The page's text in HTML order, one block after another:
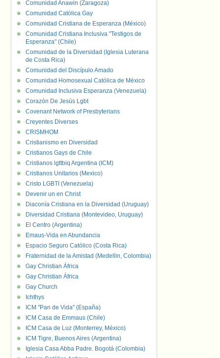
Comunidad Anawin (Zaragoza)
Comunidad Católica Gay
Comunidad Cristiana de Esperanza (México)
Comunidad Cristiana Inclusiva "Testigos de
Esperanza" (Chile)
Comunidad de la Diversidad (Iglesia Luterana
de Costa Rica)
Comunidad del Discípulo Amado
Comunidad Homosexual Católica de México
Comunidad Inclusiva Esperanza (Venezuela)
Corazón De Jesús Lgbt
Covenant Network of Presbyterians
Creyentes Diverses
CRISMHOM
Cristianismo en Diversidad
Cristianos Gays de Chile
Cristianos lgttbiq Argentina (ICM)
Cristianos Unitarios (Mexico)
Cristo LGBTI (Venezuela)
Devenir un en Christ
Diaconía Cristiana en la Diversidad (Uruguay)
Diversidad Cristiana (Montevideo, Uruguay)
El Centro (Argentina)
Emaus-Vida en Abundancia
Espacio Seguro Católico (Costa Rica)
Fraternidad de la Amistad (Medellin, Colombia)
Gay Christian África
Gay Christian África
Gay Church
Ichthys
ICM "Pan de Vida" (España)
ICM Casa de Emmaus (Chile)
ICM Casa de Luz (Monterrey, México)
ICM Tigre, Buenos Aires (Argentina)
Iglesia Casa Abba Padre. Bogotá (Colombia)